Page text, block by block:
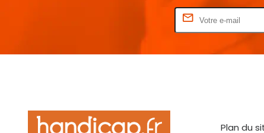
Plan du